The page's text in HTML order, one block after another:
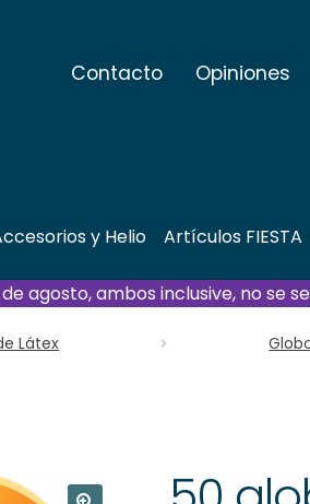
Contacto Opiniones
y Helio Artículos FIESTA
de agosto, ambos inclusive, no se
Látex